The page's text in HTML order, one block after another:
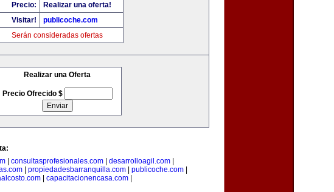
Precio:
Realizar una oferta!
Visitar!
publicoche.com
Serán consideradas ofertas
Realizar una Oferta
Precio Ofrecido $
consultasprofesionales.com desarrolloagil.com
| propiedadesbarranquilla.com| publicoche.com|
| capacitacionencasa.com|